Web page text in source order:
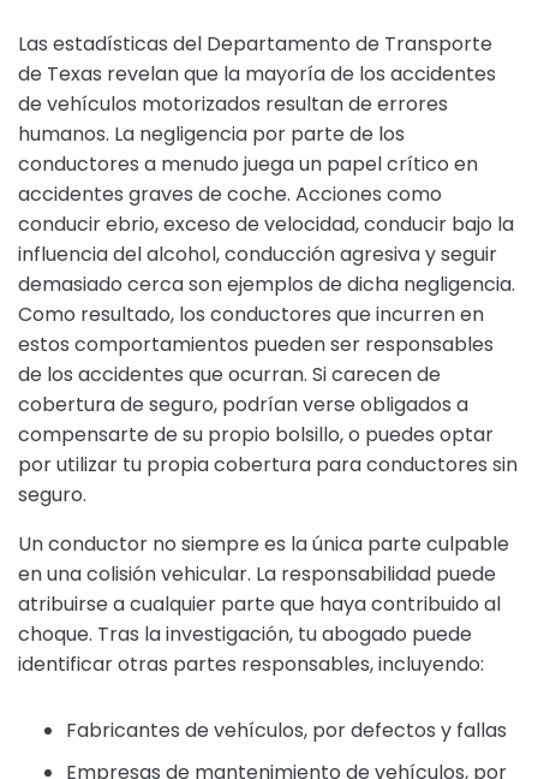
Las estadísticas del Departamento de Transporte
de Texas revelan que la mayoría de los accidentes
de vehículos motorizados resultan de errores
humanos. La negligencia por parte de los
conductores a menudo juega un papel crítico en
accidentes graves de coche. Acciones como
conducir ebrio, exceso de velocidad, conducir bajo la
influencia del alcohol, conducción agresiva y seguir
demasiado cerca son ejemplos de dicha negligencia.
Como resultado, los conductores que incurren en
estos comportamientos pueden ser responsables
de los accidentes que ocurran. Si carecen de
cobertura de seguro, podrían verse obligados a
compensarte de su propio bolsillo, o puedes optar
por utilizar tu propia cobertura para conductores sin
seguro.
Un conductor no siempre es la única parte culpable
en una colisión vehicular. La responsabilidad puede
atribuirse a cualquier parte que haya contribuido al
choque. Tras la investigación, tu abogado puede
identificar otras partes responsables, incluyendo:
Fabricantes de vehículos, por defectos y fallas
Empresas de mantenimiento de vehículos, por